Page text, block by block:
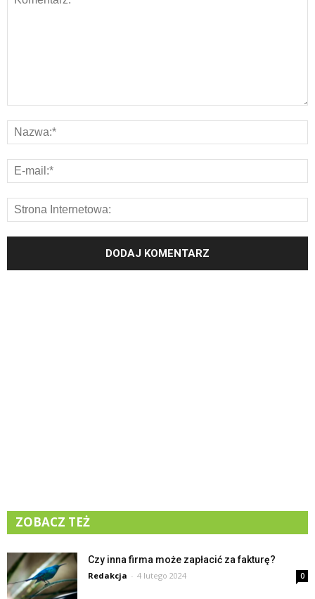
ZOBACZ TEŻ
Czy inna firma może zapłacić za fakturę?
Redakcja - 4 lutego 2024 0